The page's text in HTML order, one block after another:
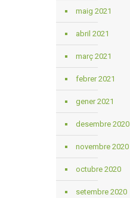
maig 2021
abril 2021
març 2021
febrer 2021
gener 2021
desembre 2020
novembre 2020
octubre 2020
setembre 2020